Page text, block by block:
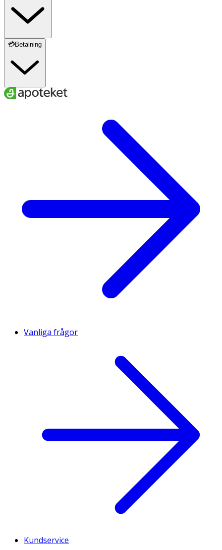
💳Betalning
Vanliga frågor
Kundservice